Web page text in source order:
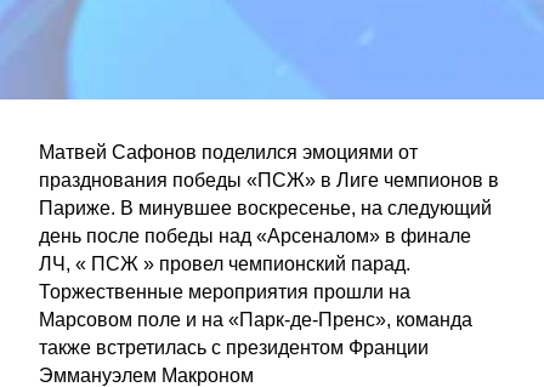
Матвей Сафонов поделился эмоциями от
празднования победы «ПСЖ» в Лиге чемпионов в
Париже. В минувшее воскресенье, на следующий
день после победы над «Арсеналом» в финале
ЛЧ, « ПСЖ » провел чемпионский парад.
Торжественные мероприятия прошли на
Марсовом поле и на «Парк-де-Пренс», команда
также встретилась с президентом Франции
Эммануэлем Макроном